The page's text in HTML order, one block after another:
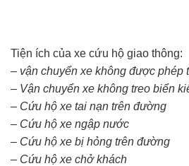
Tiện ích của xe cứu hộ giao thông:
– vận chuyển xe không được phép
– Vận chuyển xe không treo biển
– Cứu hộ xe tai nạn trên đường
– Cứu hộ xe ngập nước
– Cứu hộ xe bị hỏng trên đường
– Cứu hộ xe chở khách